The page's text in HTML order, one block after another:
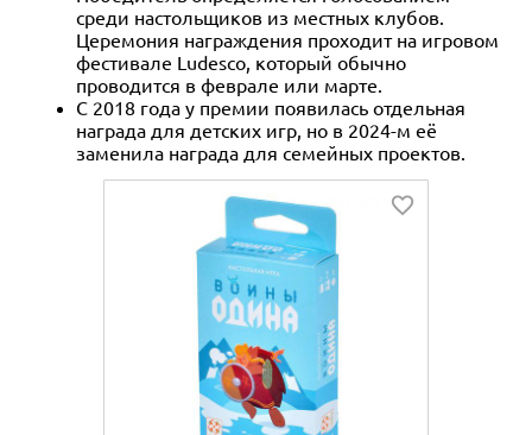
среди настольщиков из местных клубов.
Церемония награждения проходит на игровом
фестивале Ludesco, который обычно
проводится в феврале или марте.
С 2018 года у премии появилась отдельная
награда для детских игр, но в 2024-м её
заменила награда для семейных проектов.